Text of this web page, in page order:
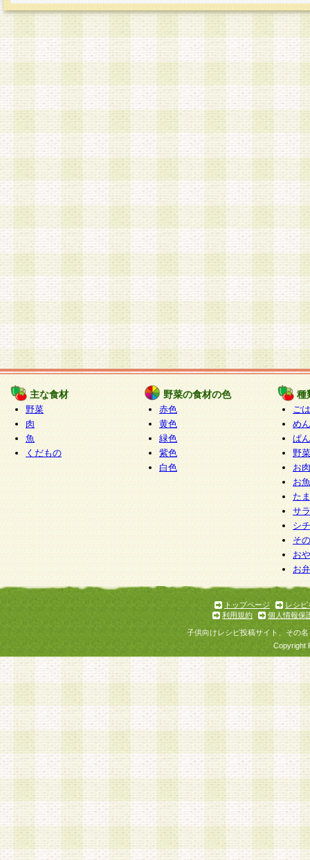
主な食材
野菜
肉
魚
くだもの
野菜の食材の色
赤色
黄色
緑色
紫色
白色
種
ご
めん
ぱん
野
お
お
た
サ
シ
そ
お
お
トップページ
レシピ
利用規約
個人情報保
子供向けレシピ投稿サイト、その
Copyright